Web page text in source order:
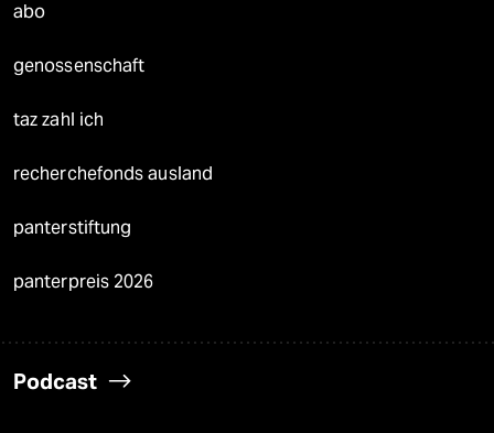
abo
genossenschaft
taz zahl ich
recherchefonds ausland
panterstiftung
panterpreis 2026
Podcast